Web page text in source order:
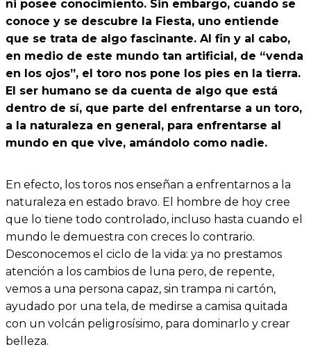
ni posee conocimiento. Sin embargo, cuando se
conoce y se descubre la Fiesta, uno entiende
que se trata de algo fascinante. Al fin y al cabo,
en medio de este mundo tan artificial, de “venda
en los ojos”, el toro nos pone los pies en la tierra.
El ser humano se da cuenta de algo que está
dentro de sí, que parte del enfrentarse a un toro,
a la naturaleza en general, para enfrentarse al
mundo en que vive, amándolo como nadie.
En efecto, los toros nos enseñan a enfrentarnos a la
naturaleza en estado bravo. El hombre de hoy cree
que lo tiene todo controlado, incluso hasta cuando el
mundo le demuestra con creces lo contrario.
Desconocemos el ciclo de la vida: ya no prestamos
atención a los cambios de luna pero, de repente,
vemos a una persona capaz, sin trampa ni cartón,
ayudado por una tela, de medirse a camisa quitada
con un volcán peligrosísimo, para dominarlo y crear
belleza.